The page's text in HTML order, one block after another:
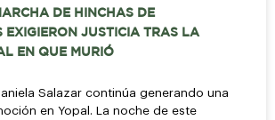
DE HINCHAS DE
EXIGIERON JUSTICIA TRAS LA
EN QUE MURIÓ
Salazar continúa generando una
en Yopal. La noche de este